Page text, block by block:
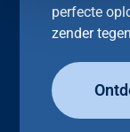
perfecte
zender